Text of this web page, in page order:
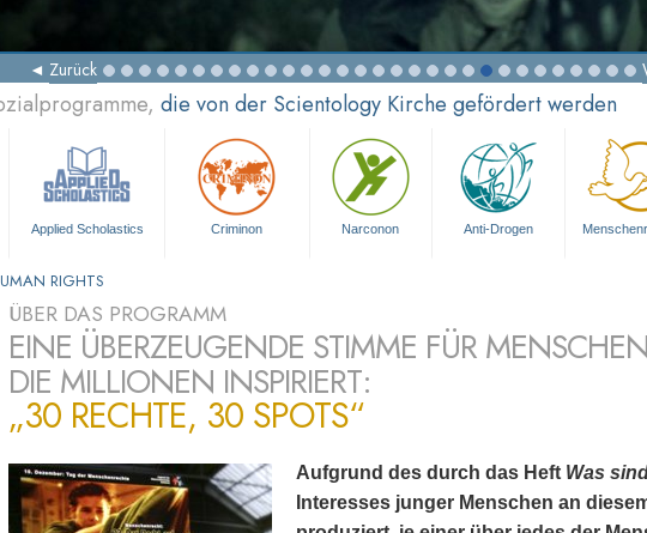
Zurück
die von der Scientology Kirche gefördert werden
Applied Scholastics Criminon Narconon Anti-Drogen
RIGHTS
ÜBER DAS PROGRAMM
EINE ÜBERZEUGENDE STIMME FÜR
DIE MILLIONEN INSPIRIERT:
„30 RECHTE, 30 SPOTS“
Aufgrund des durch das Heft Was
Interesses junger Menschen an